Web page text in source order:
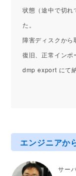
状態（途中で切れ
た。
障害ディスクか
復旧、正常イン
dmp export にて
エンジニアか
サー